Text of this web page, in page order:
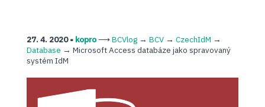
27. 4. 2020 • kopro⟶BCVlog→ BCV→ CzechIdM →
Database → Microsoft Access databáze jako spravovaný
systém IdM